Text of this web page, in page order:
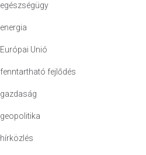
egészségügy
energia
Európai Unió
fenntartható fejlődés
gazdaság
geopolitika
hírközlés